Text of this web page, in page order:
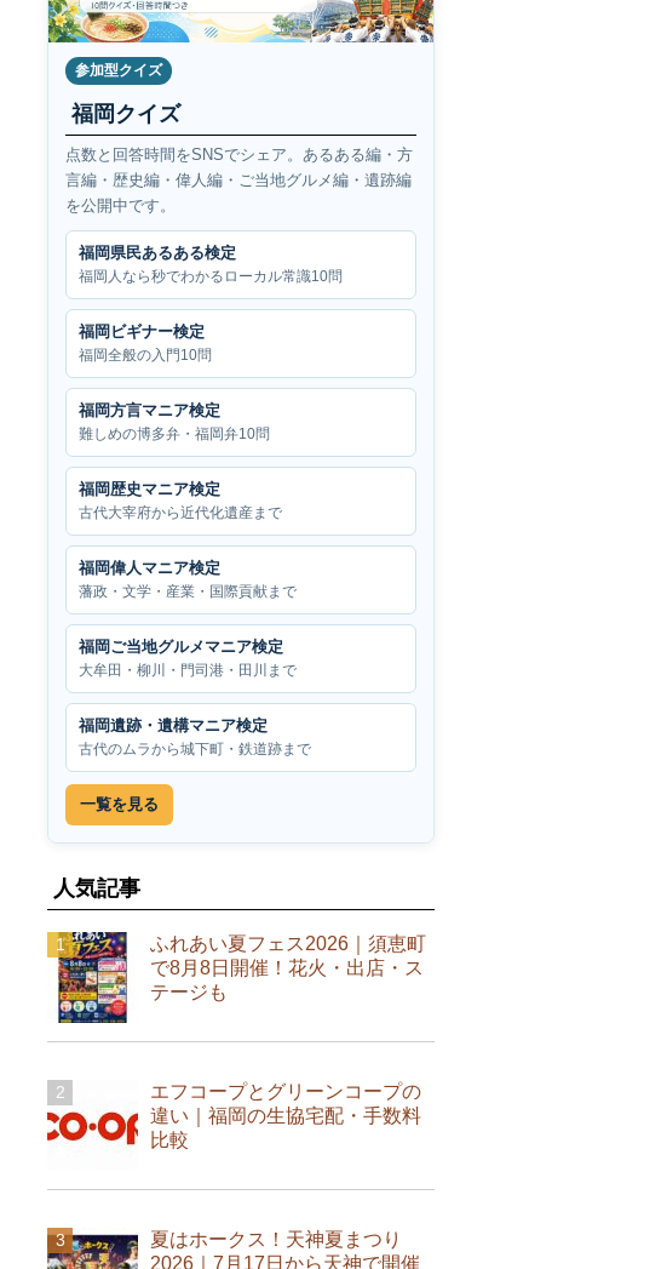
参加型クイズ
福岡クイズ
点数と回答時間をSNSでシェア。あるある編・方
言編・歴史編・偉人編・ご当地グルメ編・遺跡編
を公開中です。
福岡県民あるある検定
福岡人なら秒でわかるローカル常識10問
福岡ビギナー検定
福岡全般の入門10問
福岡方言マニア検定
難しめの博多弁・福岡弁10問
福岡歴史マニア検定
古代大宰府から近代化遺産まで
福岡偉人マニア検定
藩政・文学・産業・国際貢献まで
福岡ご当地グルメマニア検定
大牟田・柳川・門司港・田川まで
福岡遺跡・遺構マニア検定
古代のムラから城下町・鉄道跡まで
一覧を見る
人気記事
ふれあい夏フェス2026｜須恵町
で8月8日開催！花火・出店・ス
テージも
エフコープとグリーンコープの
違い｜福岡の生協宅配・手数料
比較
夏はホークス！天神夏まつり
2026｜7月17日から天神で開催